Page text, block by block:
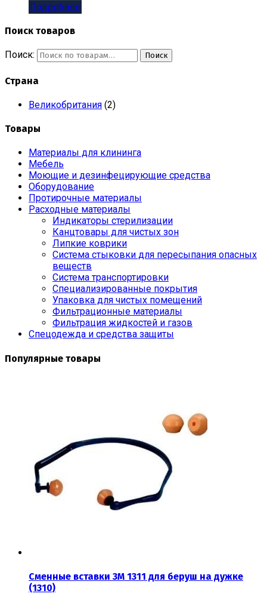
Подробнее
Поиск товаров
Поиск: Поиск
Страна
Великобритания (2)
Товары
Материалы для клининга
Мебель
Моющие и дезинфецирующие средства
Оборудование
Протирочные материалы
Расходные материалы
Индикаторы стерилизации
Канцтовары для чистых зон
Липкие коврики
Система стыковки для пересыпания опасных
веществ
Система транспортировки
Специализированные покрытия
Упаковка для чистых помещений
Фильтрационные материалы
Фильтрация жидкостей и газов
Спецодежда и средства защиты
Популярные товары
Сменные вставки 3М 1311 для беруш на дужке
(1310)